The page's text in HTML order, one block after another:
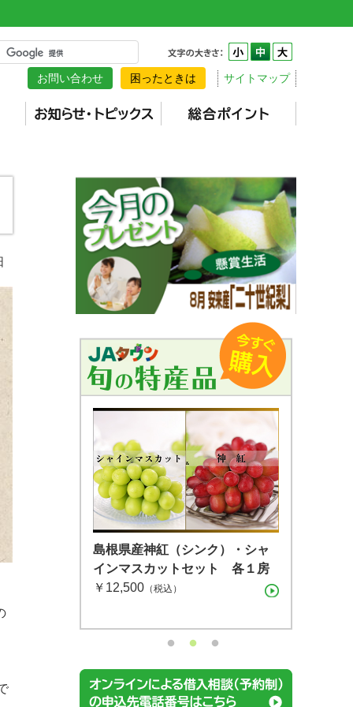
お問い合わせ 困ったときは サイトマップ
島根県産 シャインマスカット １
房（600g）（7月下旬〜8月上
旬）
島根県産神紅（シンク）・シャ
インマスカットセット 各１房
￥12,500 （税込）
島根県産 アールスメロン2玉箱
￥4,400（税込）